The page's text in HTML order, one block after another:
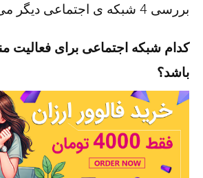
بررسی 4 شبکه ی اجتماعی دیگر می پردازیم.
کدام شبکه اجتماعی برای فعالیت
باشد؟